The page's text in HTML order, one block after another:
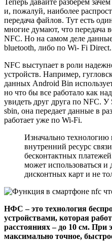
и, пожалуй, наиболее
передача файлов. Тут есть
многие думают, что передача
NFC. Но на самом деле
bluetooth, либо по Wi- Fi Direct.
NFC выступает в роли
устройств. Например,
данных Android Bin
но что бы все работало как
увидеть друг друга по NFC. У
sbin, она передает данные в
работает уже по Wi-Fi.
Изначально
внутренний ресурс
бесконтактных
может использоваться
дисконтных карт и не
НФС – это технология
устройствами, которая
расстояниях – до 10 см. При
максимально точное,